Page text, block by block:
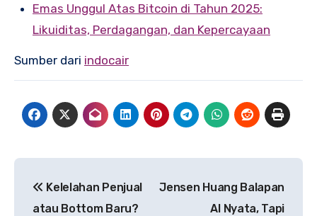
Emas Unggul Atas Bitcoin di Tahun 2025:
Likuiditas, Perdagangan, dan Kepercayaan
Sumber dari indocair
navigation
Kelelahan Penjual
atau Bottom Baru?
Jensen Huang Balapan
AI Nyata, Tapi